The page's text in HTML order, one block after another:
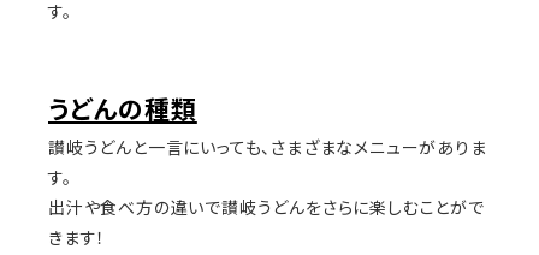
す。
うどんの種類
讃岐うどんと一言にいっても、さまざまなメニューがありま
す。
出汁や食べ方の違いで讃岐うどんをさらに楽しむことがで
きます！